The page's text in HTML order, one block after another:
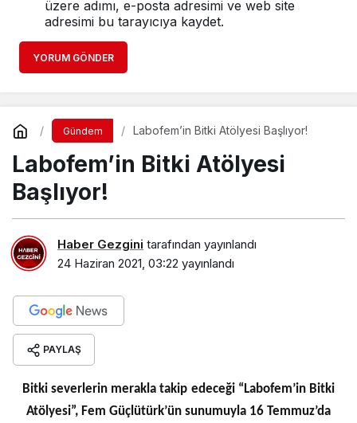
üzere adımı, e-posta adresimi ve web site
adresimi bu tarayıcıya kaydet.
YORUM GÖNDER
Gündem Labofem’in Bitki Atölyesi Başlıyor!
Labofem’in Bitki Atölyesi
Başlıyor!
Haber Gezgini tarafından yayınlandı
24 Haziran 2021, 03:22 yayınlandı
PAYLAŞ
Bitki severlerin merakla takip edeceği “Labofem’in Bitki
Atölyesi”, Fem Güçlütürk’ün sunumuyla 16 Temmuz’da